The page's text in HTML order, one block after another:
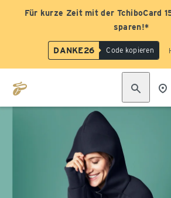
Für kurze Zeit mit der TchiboCard
sparen!*
DANKE26 Code kopieren